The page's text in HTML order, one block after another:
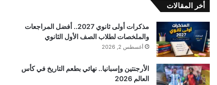
أخر المقالات
مذكرات أولى ثانوي 2027.. أفضل المراجعات
والملخصات لطلاب الصف الأول الثانوي
أغسطس 2, 2026
الأرجنتين وإسبانيا.. نهائي بطعم التاريخ في كأس
العالم 2026